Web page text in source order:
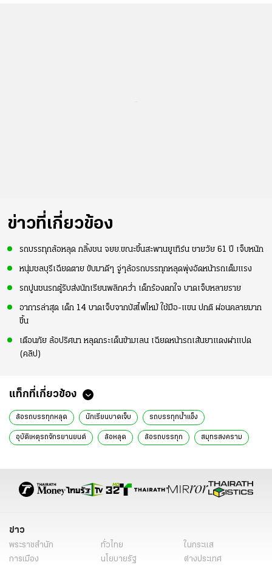
ข่าวที่เกี่ยวข้อง
รถบรรทุกล้อหลุด กลิ้งชน จยย.ขณะขึ้นสะพานยูเทิร์น ชายวัย 61 ปี เจ็บหนัก
หนุ่มชลบุรีเฉียดตาย ขับมาดีๆ จู่ๆล้อรถบรรทุกหลุดพุ่งอัดหน้ารถเต็มแรง
รถปูนชนรถตู้รับส่งนักเรียนพลิกคว่ำ เด็กร้องตกใจ บาดเจ็บหลายราย
อาการล่าสุด เด็ก 14 บาดเจ็บจากบัสไฟไหม้ ใช้มือ-แขน ปกติ ผ่อนคลายมาก
ขึ้น
เตือนภัย ล้อปริศนา หลุดกระเด็นข้ามเลน เฉียดหน้ารถเส้นยาแดงผ่าแปด
(คลิป)
แท็กที่เกี่ยวข้อง
ล้อรถบรรทุกหลุด นักเรียนบาดเจ็บ รถบรรทุกน้ำแข็ง
อุบัติเหตุรถจักรยานยนต์ ล้อหลุด ล้อรถบรรทุก สมุทรสงคราม
ข่าว
พระราชสำนัก ทั่วไทย
ในกระแส
การเมือง
นโยบายรัฐ
ต่างประเทศ